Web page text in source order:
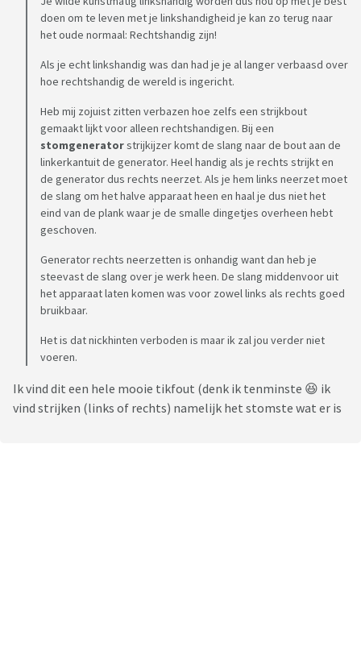
doen om te leven met je linkshandigheid je kan zo terug naar
het oude normaal: Rechtshandig zijn!
Als je echt linkshandig was dan had je je al langer verbaasd over
hoe rechtshandig de wereld is ingericht.
Heb mij zojuist zitten verbazen hoe zelfs een strijkbout
gemaakt lijkt voor alleen rechtshandigen. Bij een
stomgeneratorstrijkijzer komt de slang naar de bout aan de
linkerkantuit de generator. Heel handig als je rechts strijkt en
de generator dus rechts neerzet. Als je hem links neerzet moet
de slang om het halve apparaat heen en haal je dus niet het
eind van de plank waar je de smalle dingetjes overheen hebt
geschoven.
Generator rechts neerzetten is onhandig want dan heb je
steevast de slang over je werk heen. De slang middenvoor uit
het apparaat laten komen was voor zowel links als rechts goed
bruikbaar.
Het is dat nickhinten verboden is maar ik zal jou verder niet
voeren.
Ik vind dit een hele mooie tikfout (denk ik tenminste 😆 ik
vind strijken (links of rechts) namelijk het stomste wat er is